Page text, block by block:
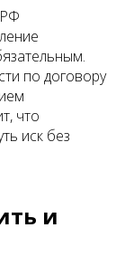
по договору
что
иск без
и